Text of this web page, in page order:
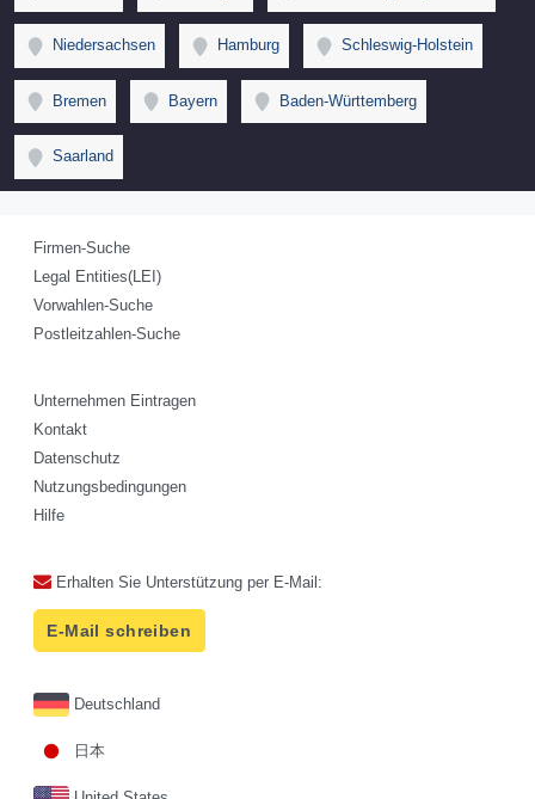
Niedersachsen Hamburg Schleswig-Holstein
Bremen Bayern Baden-Württemberg
Saarland
Firmen-Suche
Legal Entities(LEI)
Vorwahlen-Suche
Postleitzahlen-Suche
Unternehmen Eintragen
Kontakt
Datenschutz
Nutzungsbedingungen
Hilfe
Erhalten Sie Unterstützung per E-Mail:
E-Mail schreiben
Deutschland
日本